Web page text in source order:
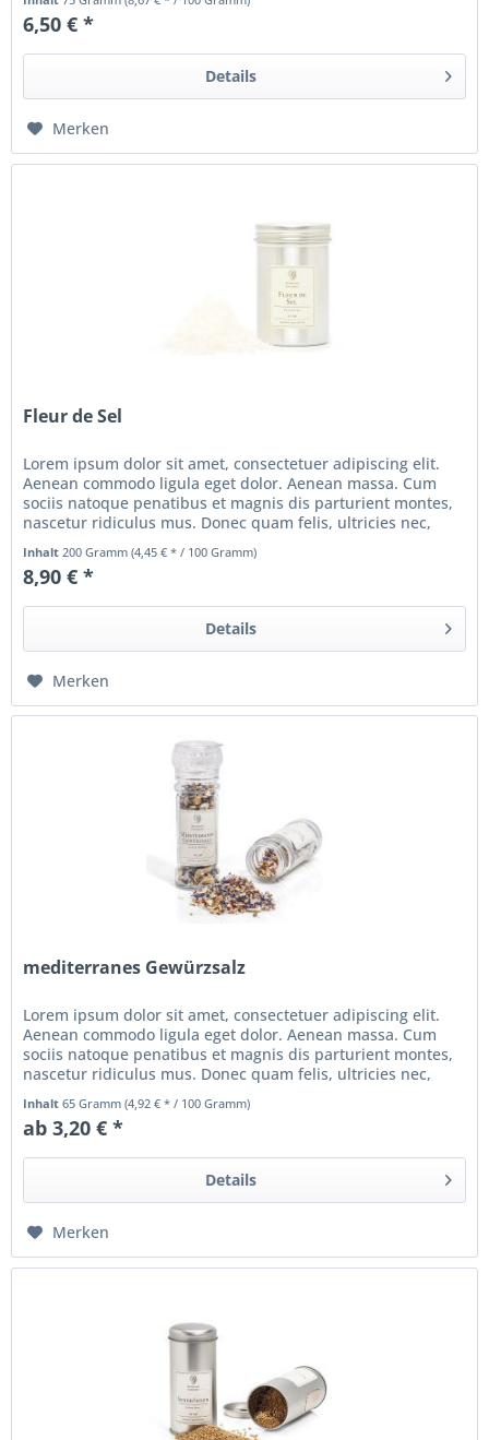
6,50 € *
Details
Merken
Fleur de Sel
Lorem ipsum dolor sit amet, consectetuer adipiscing elit.
Aenean commodo ligula eget dolor. Aenean massa. Cum
sociis natoque penatibus et magnis dis parturient montes,
nascetur ridiculus mus. Donec quam felis, ultricies nec,
Inhalt 200 Gramm(4,45 € * / 100 Gramm)
8,90 € *
Details
Merken
mediterranes Gewürzsalz
Lorem ipsum dolor sit amet, consectetuer adipiscing elit.
Aenean commodo ligula eget dolor. Aenean massa. Cum
sociis natoque penatibus et magnis dis parturient montes,
nascetur ridiculus mus. Donec quam felis, ultricies nec,
Inhalt65 Gramm(4,92 € * / 100 Gramm)
ab 3,20 € *
Details
Merken